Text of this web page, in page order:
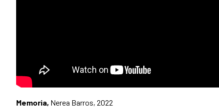
Memoria, Nerea Barros, 2022